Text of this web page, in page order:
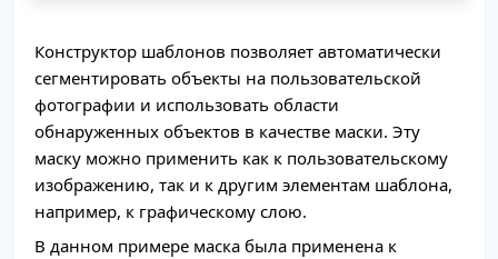
Конструктор шаблонов позволяет автоматически
сегментировать объекты на пользовательской
фотографии и использовать области
обнаруженных объектов в качестве маски. Эту
маску можно применить как к пользовательскому
изображению, так и к другим элементам шаблона,
например, к графическому слою.
В данном примере маска была применена к